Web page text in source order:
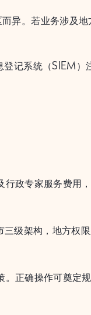
异。若业务涉及
登记系统（SIEM）
政专家服务费用
级架构，地方权
正确操作可奠定